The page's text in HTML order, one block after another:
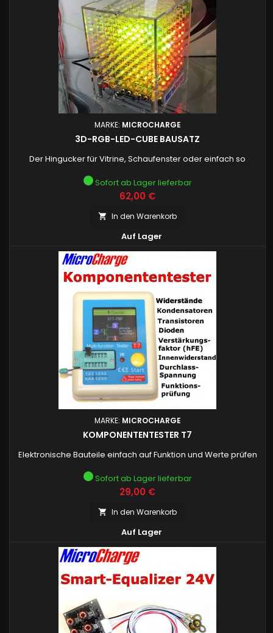
MARKE: MICROCHARGE
3D-RGB-LED-CUBE BAUSATZ
Der Hingucker für Vitrine, Schaufenster oder einfach so
Sofort ab Lager lieferbar
Preis
62,00 €
 In den Warenkorb
Auf Lager
MARKE: MICROCHARGE
KOMPONENTENTESTER T7
Elektronische Bauteile einfach auf Funktion und Werte prüfen
Sofort ab Lager lieferbar
Preis
29,00 €
 In den Warenkorb
Auf Lager